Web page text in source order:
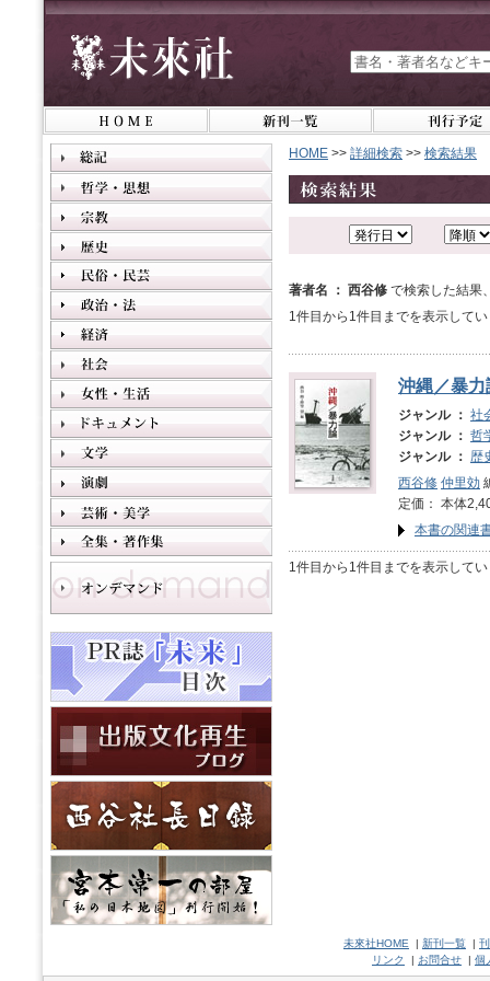
HOME >> 詳細検索 >> 検索結果
著者名 ： 西谷修 で検索した結果
1件目から1件目までを表示して
沖縄／暴力
ジャンル ： 社
ジャンル ： 哲
ジャンル ： 歴
西谷修 仲里効
定価： 本体
本書の関連
1件目から1件目までを表示して
未來社HOME | 新刊一覧 |
リンク
| お問合せ | 個